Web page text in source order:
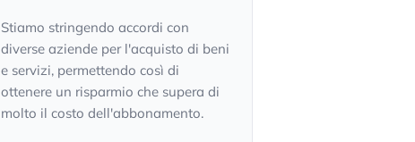
Stiamo stringendo accordi con
diverse aziende per l'acquisto di beni
e servizi, permettendo così di
ottenere un risparmio che supera di
molto il costo dell'abbonamento.